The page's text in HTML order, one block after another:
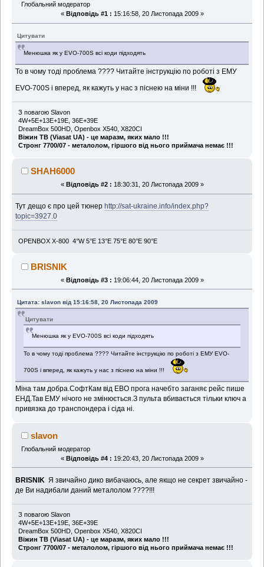
Глобальний модератор
« Відповідь #1 : 15:16:58, 20 Листопада 2009 »
Цитувати
Менюшка як у EVO-700S всі коди підходять
То в чому тоді проблема ???? Читайте інструкцію по роботі з ЕМУ
EVO-700S і вперед, як кажуть у нас з піснею на міни !!!
З повагою Slavon
4W+5E+13E+19E, 36Е+39Е
DreamBox 500HD, Openbox X540, X820CI
Віжин ТВ (Viasat UA) - це маразм, яких мало !!!
Стронг 7700/07 - металолом, гіршого від нього приймача немає !!!
SHAH6000
« Відповідь #2 : 18:30:31, 20 Листопада 2009 »
Тут дещо є про цей тюнер http://sat-ukraine.info/index.php?
topic=3927.0
OPENBOX X-800 4°W 5°E 13°E 75°E 80°E 90°E
BRISNIK
« Відповідь #3 : 19:06:44, 20 Листопада 2009 »
Цитата: slavon від 15:16:58, 20 Листопада 2009
Цитувати
Менюшка як у EVO-700S всі коди підходять
То в чому тоді проблема ???? Читайте інструкцію по роботі з ЕМУ EVO-
700S і вперед, як кажуть у нас з піснею на міни !!!
Міна там добра.СофтКам від ЕВО прога начебто заганяє рейс пише
ЕНД.Тав ЕМУ нічого не змінюється.З пульта вбивається тільки ключ а
привязка до транспондера і сіда ні.
slavon
Глобальний модератор
« Відповідь #4 : 19:20:43, 20 Листопада 2009 »
BRISNIK Я звичайно дико вибачаюсь, але якщо не секрет звичайно -
де Ви надибали даний металолом ????!!!
З повагою Slavon
4W+5E+13E+19E, 36Е+39Е
DreamBox 500HD, Openbox X540, X820CI
Віжин ТВ (Viasat UA) - це маразм, яких мало !!!
Стронг 7700/07 - металолом, гіршого від нього приймача немає !!!